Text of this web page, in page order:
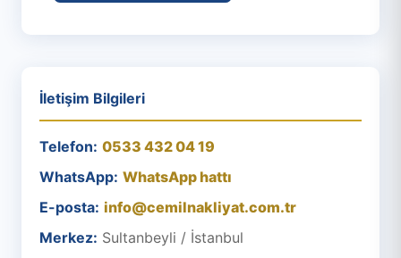
İletişim Bilgileri
Telefon: 0533 432 04 19
WhatsApp: WhatsApp hattı
E-posta: info@cemilnakliyat.com.tr
Merkez: Sultanbeyli / İstanbul